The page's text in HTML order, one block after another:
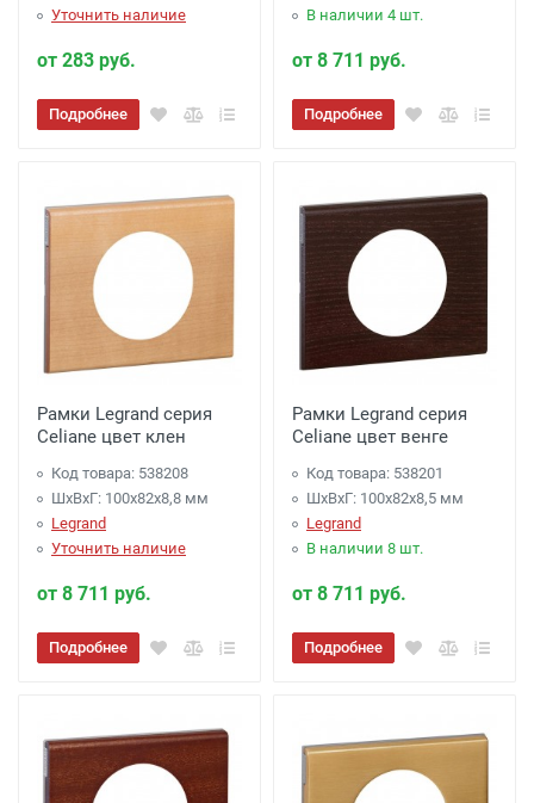
Уточнить наличие
от 283 руб.
Подробнее
В наличии 4 шт.
от 8 711 руб.
Подробнее
Рамки Legrand серия
Celiane цвет клен
Код товара: 538208
ШхВхГ: 100x82x8,8 мм
Legrand
Уточнить наличие
от 8 711 руб.
Подробнее
Рамки Legrand серия
Celiane цвет венге
Код товара: 538201
ШхВхГ: 100x82x8,5 мм
Legrand
В наличии 8 шт.
от 8 711 руб.
Подробнее